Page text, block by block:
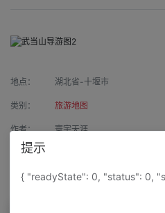
地点： 湖北省-十堰市
类别： 旅游地图
作者： 寰宇天涯
来源：
属性： 地图属性： 地图类型-景区
提示
{ "readyState": 0, "status": 0,